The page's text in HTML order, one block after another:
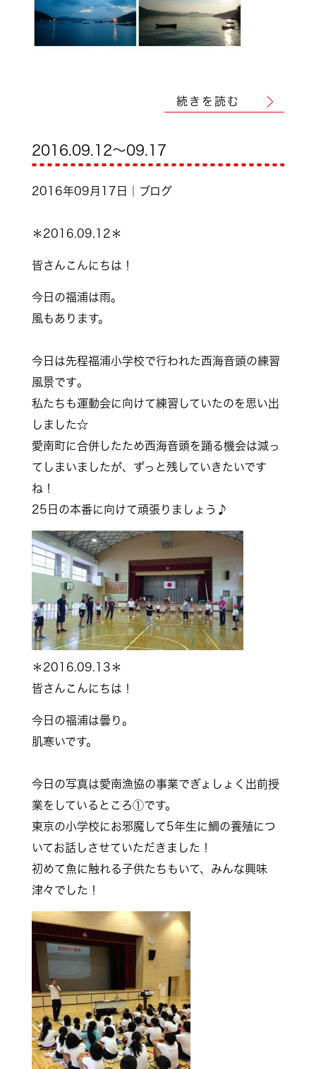
続きを読む
2016.09.12～09.17
2016年09月17日｜ブログ
＊2016.09.12＊
皆さんこんにちは！
今日の福浦は雨。
風もあります。
今日は先程福浦小学校で行われた西海音頭の練習
風景です。
私たちも運動会に向けて練習していたのを思い出
しました☆
愛南町に合併したため西海音頭を踊る機会は減っ
てしまいましたが、ずっと残していきたいです
ね！
25日の本番に向けて頑張りましょう♪
＊2016.09.13＊
皆さんこんにちは！
今日の福浦は曇り。
肌寒いです。
今日の写真は愛南漁協の事業でぎょしょく出前授
業をしているところ①です。
東京の小学校にお邪魔して5年生に鯛の養殖につ
いてお話しさせていただきました！
初めて魚に触れる子供たちもいて、みんな興味
津々でした！